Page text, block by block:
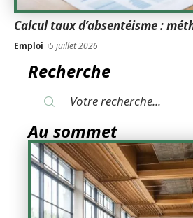
Calcul taux d’absentéisme :
Emploi 5 juillet 2026
Recherche
Au sommet